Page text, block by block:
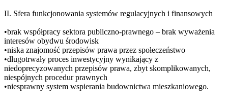
II. Sfera funkcjonowania systemów regulacyjnych i finansowych
•brak współpracy sektora publiczno-prawnego – brak wyważenia
interesów obydwu środowisk
•niska znajomość przepisów prawa przez społeczeństwo
•długotrwały proces inwestycyjny wynikający z
niedoprecyzowanych przepisów prawa, zbyt skomplikowanych,
niespójnych procedur prawnych
•niesprawny system wspierania budownictwa mieszkaniowego.